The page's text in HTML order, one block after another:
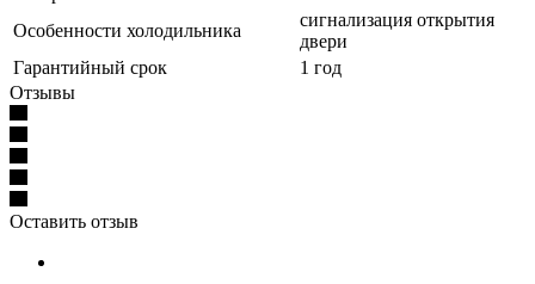
Особенности холодильника
сигнализация открытия
двери
Гарантийный срок
1 год
Отзывы
Оставить отзыв